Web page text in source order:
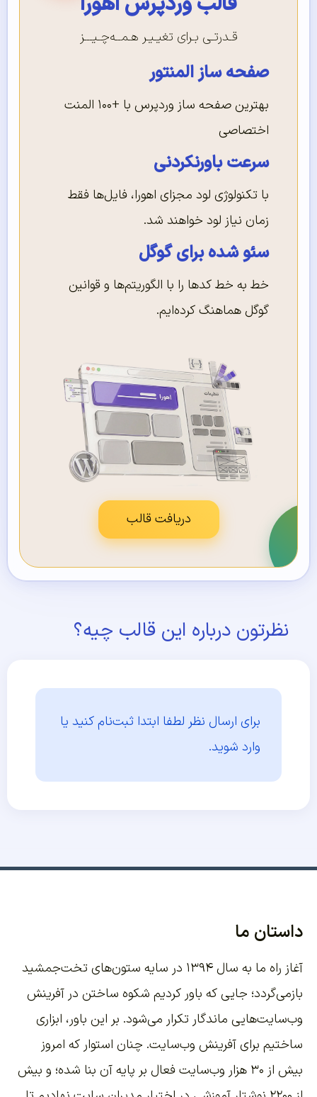
قـدرتـی بـرای تغیـیـر هـمــه‌چـیـــز
صفحه ساز المنتور
بهترین صفحه ساز وردپرس با +۱۰۰ المنت
اختصاصی
سرعت باورنکردنی
با تکنولوژی لود مجزای اهورا، فایل‌ها فقط
زمان نیاز لود خواهند شد.
سئو شده برای گوگل
خط به خط کدها را با الگوریتم‌ها و قوانین
گوگل هماهنگ کرده‌ایم.
دریافت قالب
نظرتون درباره این قالب چیه؟
برای ارسال نظر لطفا ابتدا ثبت‌نام کنید یا
وارد شوید.
داستان ما
آغاز راه ما به سال ۱۳۹۴ در سایه ستون‌های تخت‌جمشید
بازمی‌گردد؛ جایی که باور کردیم شکوه ساختن در آفرینش
وب‌سایت‌هایی ماندگار تکرار می‌شود. بر این باور، ابزاری
ساختیم برای آفرینش وب‌سایت. چنان استوار که امروز
بیش از ۳۰ هزار وب‌سایت فعال بر پایه آن بنا شده؛ و بیش